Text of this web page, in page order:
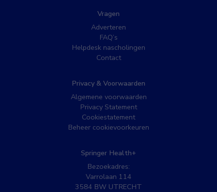
Vragen
Adverteren
FAQ’s
Helpdesk nascholingen
Contact
Privacy & Voorwaarden
Algemene voorwaarden
Privacy Statement
Cookiestatement
Beheer cookievoorkeuren
Springer Health+
Bezoekadres:
Varrolaan 114
3584 BW UTRECHT